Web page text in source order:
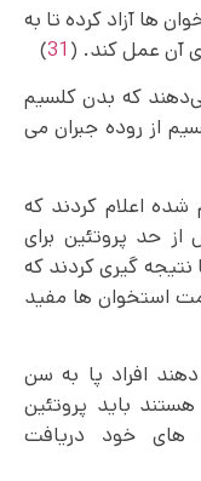
ها آزاد کرده تا به
آن عمل کند. ( 31
)
که بدن کلسیم
از روده جبران می
مطالعه انجام شده اعلام کردند که
حد پروتئین برای
گیری کردند که
استخوان ها مفید
افراد پا به سن
باید پروتئین
های خود دریافت